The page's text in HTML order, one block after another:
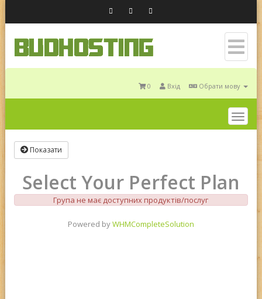
Обрати мову
Вхід
0
Показати
Select Your Perfect Plan
Група не має доступних продуктів/послуг
Powered byWHMCompleteSolution